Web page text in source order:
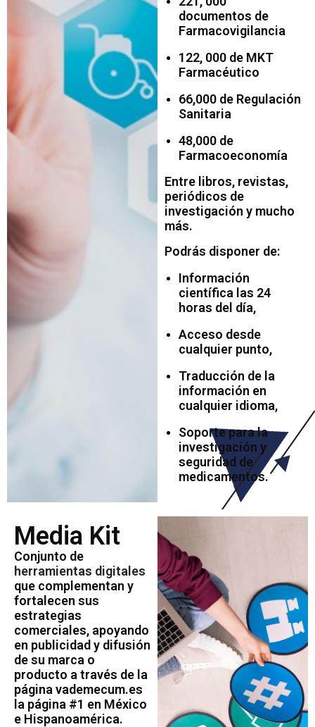
documentos de
Farmacovigilancia
122, 000 de MKT
Farmacéutico
66,000 de Regulación
Sanitaria
48,000 de
Farmacoeconomía
Entre libros, revistas,
periódicos de
investigación y mucho
más.
Podrás disponer de:
Información
científica las 24
horas del día,
Acceso desde
cualquier punto,
Traducción de la
información en
cualquier idioma,
Soporte para la
investigación y
seguridad de
medicamentos.
Media Kit
Conjunto de
herramientas digitales
que complementan y
fortalecen sus
estrategias
comerciales, apoyando
en publicidad y difusión
de su marca o
producto a través de la
página vademecum.es
la página #1 en México
e Hispanoamérica.